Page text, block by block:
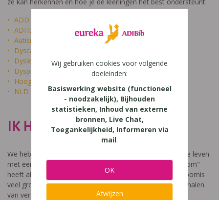
ADD
ADHD
Autisme
Dyscalculie
Dyslexie
Dyspraxie
Hoogbegaafdheid
NLD
IK HEET NIET DOM
We hebben een video gemaakt die toont hoe het is om te leven
met een leerstoornis. De film met als titel: "Ik heet niet dom"
heeft als doel aan te tonen dat de impact van een leerstoornis
veel groter is dan enkel wat je ziet in de klas. Je hoort verhalen
van verschillende leerlingen en ouders.
Wij gebruiken cookies voor volgende
doeleinden:
Basiswerking website (functioneel
- noodzakelijk), Bijhouden
statistieken, Inhoud van externe
bronnen, Live Chat,
Toegankelijkheid, Informeren via
mail.
OK
Afwijzen